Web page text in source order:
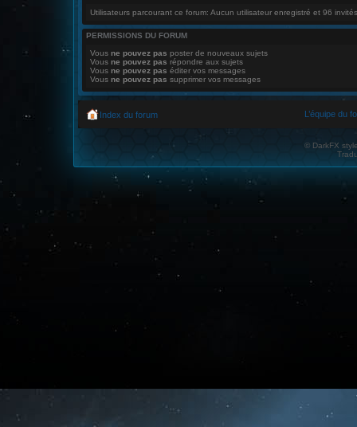
Utilisateurs parcourant ce forum: Aucun utilisateur enregistré et 96 invités
PERMISSIONS DU FORUM
Vous ne pouvez pas poster de nouveaux sujets
Vous ne pouvez pas répondre aux sujets
Vous ne pouvez pas éditer vos messages
Vous ne pouvez pas supprimer vos messages
Index du forum L’équipe du
© DarkFX